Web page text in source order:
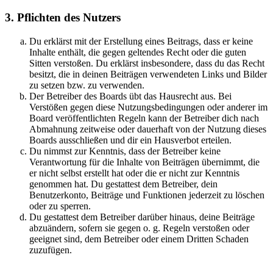
3. Pflichten des Nutzers
Du erklärst mit der Erstellung eines Beitrags, dass er keine
Inhalte enthält, die gegen geltendes Recht oder die guten
Sitten verstoßen. Du erklärst insbesondere, dass du das Recht
besitzt, die in deinen Beiträgen verwendeten Links und Bilder
zu setzen bzw. zu verwenden.
Der Betreiber des Boards übt das Hausrecht aus. Bei
Verstößen gegen diese Nutzungsbedingungen oder anderer im
Board veröffentlichten Regeln kann der Betreiber dich nach
Abmahnung zeitweise oder dauerhaft von der Nutzung dieses
Boards ausschließen und dir ein Hausverbot erteilen.
Du nimmst zur Kenntnis, dass der Betreiber keine
Verantwortung für die Inhalte von Beiträgen übernimmt, die
er nicht selbst erstellt hat oder die er nicht zur Kenntnis
genommen hat. Du gestattest dem Betreiber, dein
Benutzerkonto, Beiträge und Funktionen jederzeit zu löschen
oder zu sperren.
Du gestattest dem Betreiber darüber hinaus, deine Beiträge
abzuändern, sofern sie gegen o. g. Regeln verstoßen oder
geeignet sind, dem Betreiber oder einem Dritten Schaden
zuzufügen.